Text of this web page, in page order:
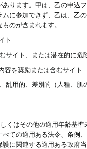
ります。甲は、乙の申込
に参加できず、乙は、乙
のが含まれます。
ト
サイト、または潜在的に
容を奨励または含むサイト
乱用的、差別的（人種、
くはその他の適用年齢基
ての適用ある法令、条例
に関連する適用ある政府